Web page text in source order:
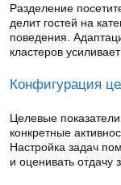
Разделение
делит гостей на
поведения.
кластеров
Конфигурация
Целевые
конкретные
Настройка задач
и оценивать отдачу